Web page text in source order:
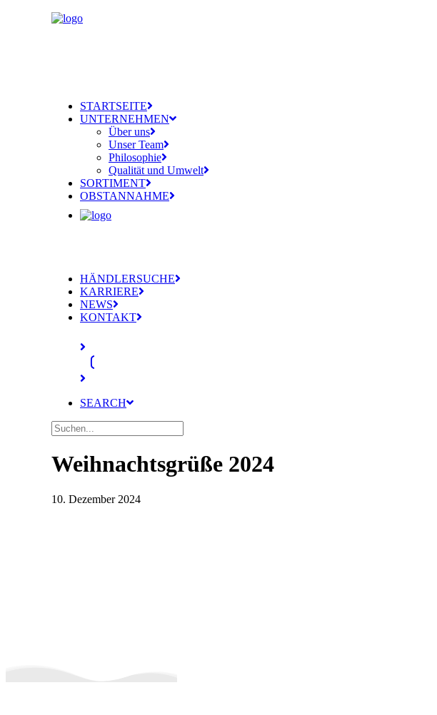
STARTSEITE
UNTERNEHMEN
Über uns
Unser Team
Philosophie
Qualität und Umwelt
SORTIMENT
OBSTANNAHME
HÄNDLERSUCHE
KARRIERE
NEWS
KONTAKT
SEARCH
Weihnachtsgrüße 2024
10. Dezember 2024